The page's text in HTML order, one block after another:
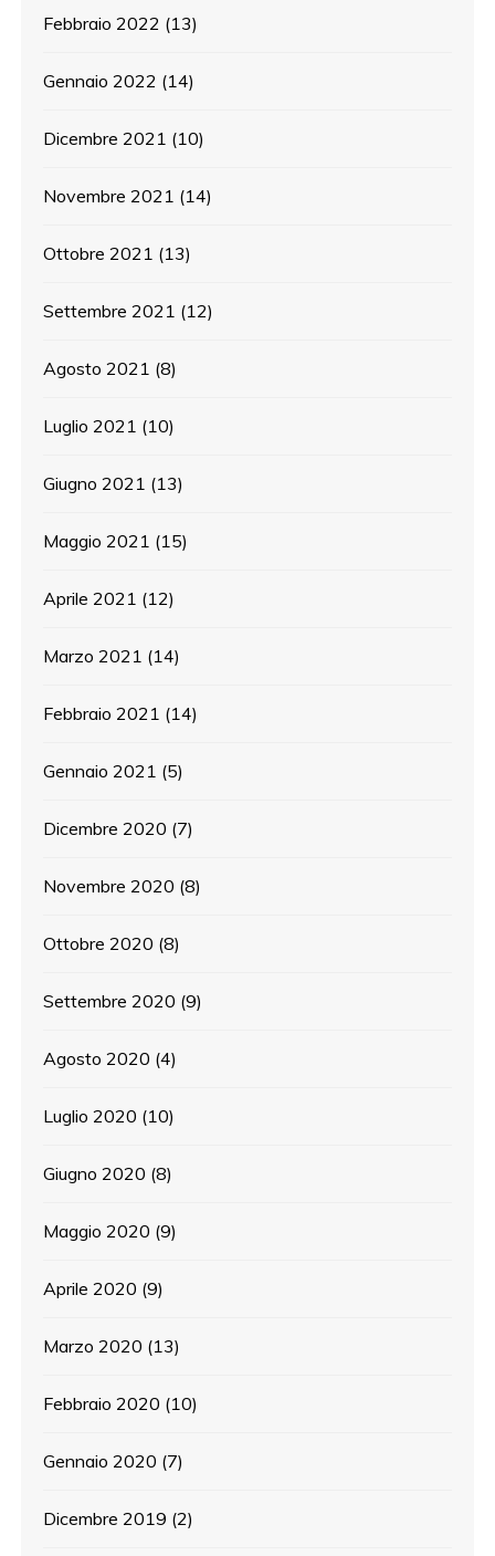
Febbraio 2022 (13)
Gennaio 2022 (14)
Dicembre 2021 (10)
Novembre 2021 (14)
Ottobre 2021 (13)
Settembre 2021 (12)
Agosto 2021 (8)
Luglio 2021 (10)
Giugno 2021 (13)
Maggio 2021 (15)
Aprile 2021 (12)
Marzo 2021 (14)
Febbraio 2021 (14)
Gennaio 2021 (5)
Dicembre 2020 (7)
Novembre 2020 (8)
Ottobre 2020 (8)
Settembre 2020 (9)
Agosto 2020 (4)
Luglio 2020 (10)
Giugno 2020 (8)
Maggio 2020 (9)
Aprile 2020 (9)
Marzo 2020 (13)
Febbraio 2020 (10)
Gennaio 2020 (7)
Dicembre 2019 (2)